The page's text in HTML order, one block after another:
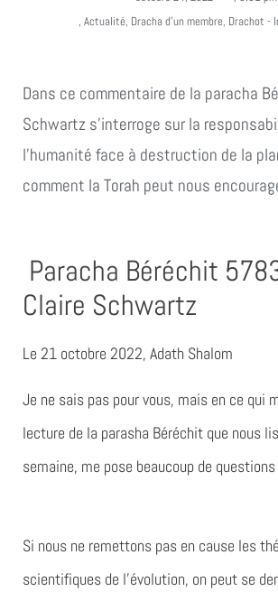
, Actualité, Dracha d'un membre, Drachot -
Dans ce commentaire de la paracha
Schwartz s'interroge sur la
l'humanité face à destruction de la
comment la Torah peut nous
Paracha Béréchit
Claire Schwartz
Le 21 octobre 2022, Adath Shalom
Je ne sais pas pour vous, mais en ce qui
lecture de la parasha Béréchit que nous
semaine, me pose beaucoup de
Si nous ne remettons pas en cause les
scientifiques de l’évolution, on peut se